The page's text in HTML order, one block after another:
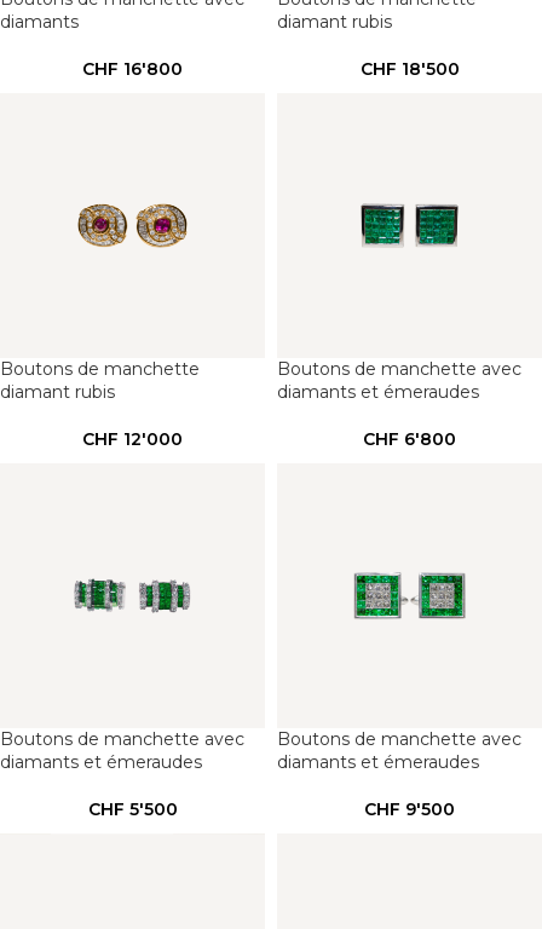
diamants
CHF 16'800
diamant rubis
CHF 18'500
Boutons de manchette
diamant rubis
CHF 12'000
Boutons de manchette avec
diamants et émeraudes
CHF 6'800
Boutons de manchette avec
diamants et émeraudes
CHF 5'500
Boutons de manchette avec
diamants et émeraudes
CHF 9'500